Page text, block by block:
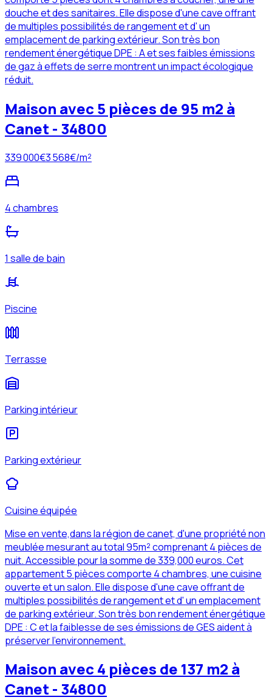
douche et des sanitaires. Elle dispose d'une cave offrant
de multiples possibilités de rangement et d' un
emplacement de parking extérieur. Son très bon
rendement énergétique DPE : A et ses faibles émissions
de gaz à effets de serre montrent un impact écologique
réduit.
Maison avec 5 pièces de 95 m2 à
Canet - 34800
339 000€3 568€/m²
4 chambres
1 salle de bain
Piscine
Terrasse
Parking intérieur
Parking extérieur
Cuisine équipée
Mise en vente,dans la région de canet, d'une propriété non
meublée mesurant au total 95m² comprenant 4 pièces de
nuit. Accessible pour la somme de 339,000 euros. Cet
appartement 5 pièces comporte 4 chambres, une cuisine
ouverte et un salon. Elle dispose d'une cave offrant de
multiples possibilités de rangement et d' un emplacement
de parking extérieur. Son très bon rendement énergétique
DPE : C et la faiblesse de ses émissions de GES aident à
préserver l'environnement.
Maison avec 4 pièces de 137 m2 à
Canet - 34800